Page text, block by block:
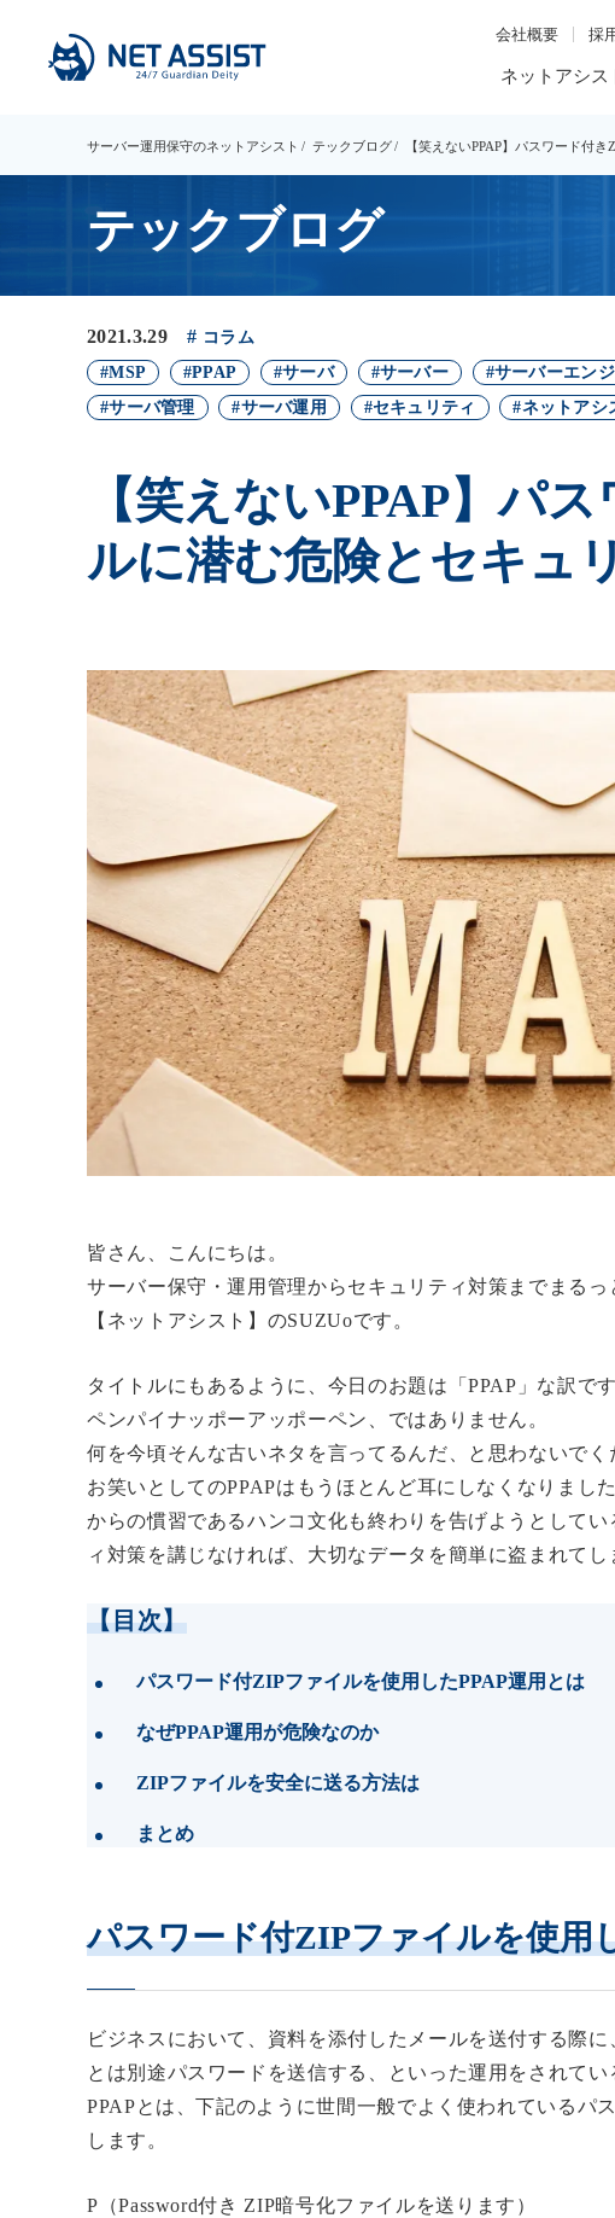
ネットアシス
会社概要 採
サーバー運用保守のネットアシスト テックブログ 【笑えないPPAP】パスワード付
テックブログ
2021.3.29
コラム
MSP
PPAP サーバ サーバー サーバーエン
サーバ管理
サーバ運用 セキュリティ ネットアシ
【笑えないPPAP】パ
ルに潜む危険とセキュ
皆さん、こんにちは。
サーバー保守・運用管理からセキュリティ対策までまるっ
【ネットアシスト】のSUZUoです。
タイトルにもあるように、 今日のお題は「PPAP」 な訳です
ペンパイナッポーアッポーペン、ではありません。
何を今頃そんな古いネタを言ってるんだ、と思わないでく
お笑いとしてのPPAPはもうほとんど耳にしなくなりまし
からの慣習であるハンコ文化も終わりを告げようとしてい
ィ対策 を講じなければ、大切なデータを簡単に盗まれてし
【目次】
パスワード付ZIPファイルを使用したPPAP運用とは
なぜPPAP運用が危険なのか
ZIPファイルを安全に送る方法は
まとめ
パスワード付ZIPファイルを使用
ビジネスにおいて、資料を添付したメールを送付する際
とは別途パスワードを送信する、といった運用をされて
PPAPとは、下記のように世間一般でよく使われているパ
します。
P（Password付き ZIP暗号化ファイルを送ります）